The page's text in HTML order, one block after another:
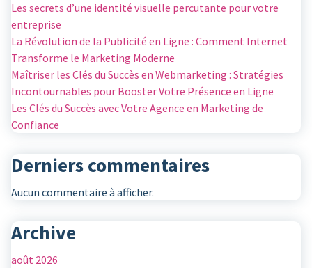
Les secrets d’une identité visuelle percutante pour votre
entreprise
La Révolution de la Publicité en Ligne : Comment Internet
Transforme le Marketing Moderne
Maîtriser les Clés du Succès en Webmarketing : Stratégies
Incontournables pour Booster Votre Présence en Ligne
Les Clés du Succès avec Votre Agence en Marketing de
Confiance
Derniers commentaires
Aucun commentaire à afficher.
Archive
août 2026